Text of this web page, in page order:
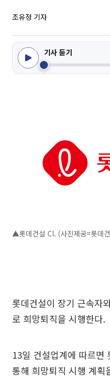
조유정 기자
기사 듣기
▲롯데건설 CI. (사진제공=롯데
롯데건설이 장기 근속자
로 희망퇴직을 시행한다.
13일 건설업계에 따르면
통해 희망퇴직 시행 계획